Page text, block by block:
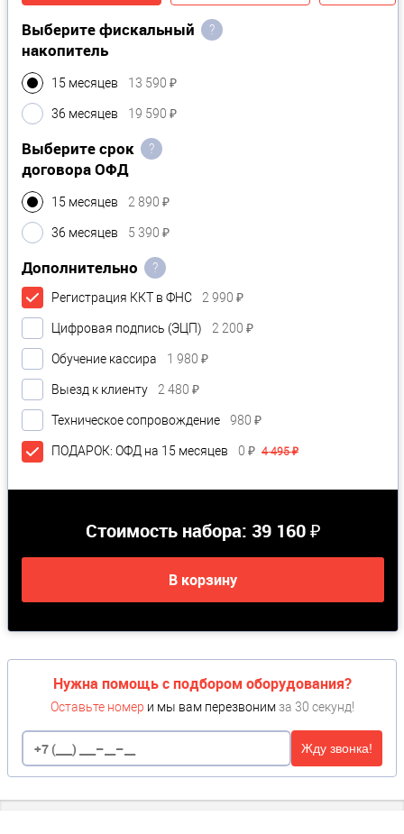
?
Выберите фискальный
накопитель
15 месяцев 13 590 ₽
36 месяцев 19 590 ₽
?
Выберите срок
договора ОФД
15 месяцев 2 890 ₽
36 месяцев 5 390 ₽
?
Дополнительно
Регистрация ККТ в ФНС 2 990 ₽
Цифровая подпись (ЭЦП) 2 200 ₽
Обучение кассира 1 980 ₽
Выезд к клиенту 2 480 ₽
Техническое сопровождение 980 ₽
ПОДАРОК: ОФД на 15 месяцев 0 ₽ 4 495 ₽
Стоимость набора: 39 160 ₽
В корзину
Нужна помощь с подбором оборудования?
Оставьте номер и мы вам перезвоним за 30 секунд!
Жду звонка!